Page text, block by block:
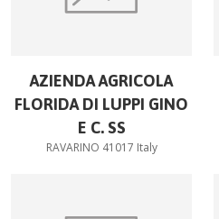
AZIENDA AGRICOLA
FLORIDA DI LUPPI GINO
E C. SS
RAVARINO 41017 Italy